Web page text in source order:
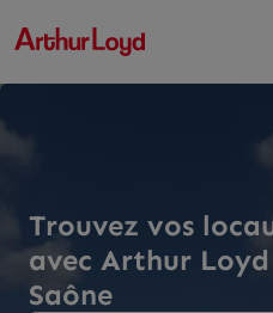
Trouvez vos
avec Arthur
Saône